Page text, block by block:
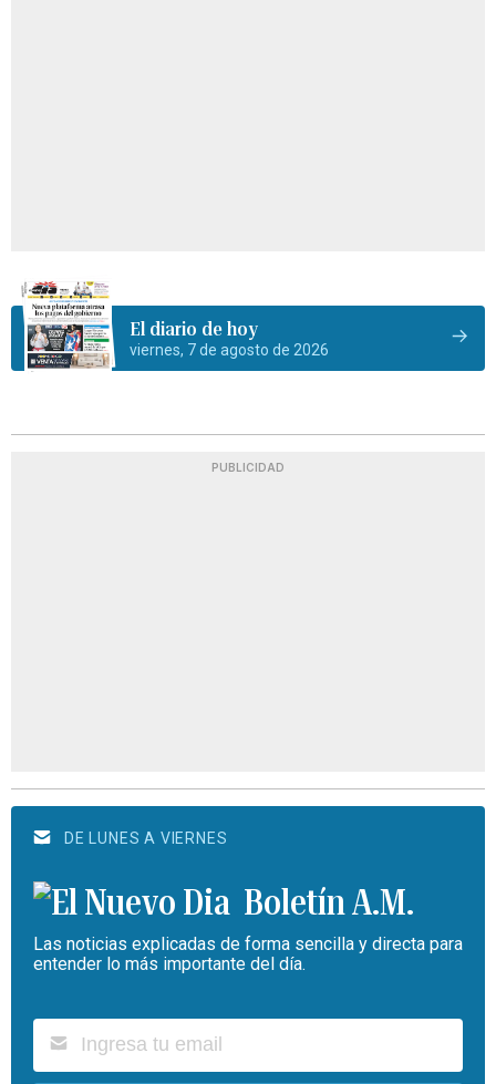
El diario de hoy
viernes, 7 de agosto de 2026
PUBLICIDAD
DE LUNES A VIERNES
Boletín A.M.
Las noticias explicadas de forma sencilla y directa para
entender lo más importante del día.